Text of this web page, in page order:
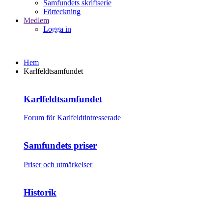
Samfundets skriftserie
Förteckning
Medlem
Logga in
Hem
Karlfeldtsamfundet
Karlfeldtsamfundet
Forum för Karlfeldtintresserade
Samfundets priser
Priser och utmärkelser
Historik